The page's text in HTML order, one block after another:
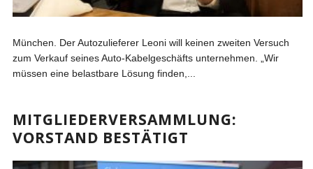
München. Der Autozulieferer Leoni will keinen zweiten Versuch
zum Verkauf seines Auto-Kabelgeschäfts unternehmen. „Wir
müssen eine belastbare Lösung finden,...
MITGLIEDERVERSAMMLUNG:
VORSTAND BESTÄTIGT